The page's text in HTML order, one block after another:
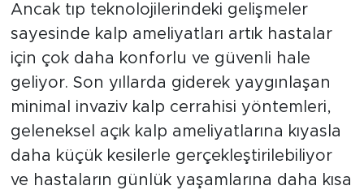
Ancak tıp teknolojilerindeki gelişmeler
sayesinde kalp ameliyatları artık hastalar
için çok daha konforlu ve güvenli hale
geliyor. Son yıllarda giderek yaygınlaşan
minimal invaziv kalp cerrahisi yöntemleri,
geleneksel açık kalp ameliyatlarına kıyasla
daha küçük kesilerle gerçekleştirilebiliyor
ve hastaların günlük yaşamlarına daha kısa